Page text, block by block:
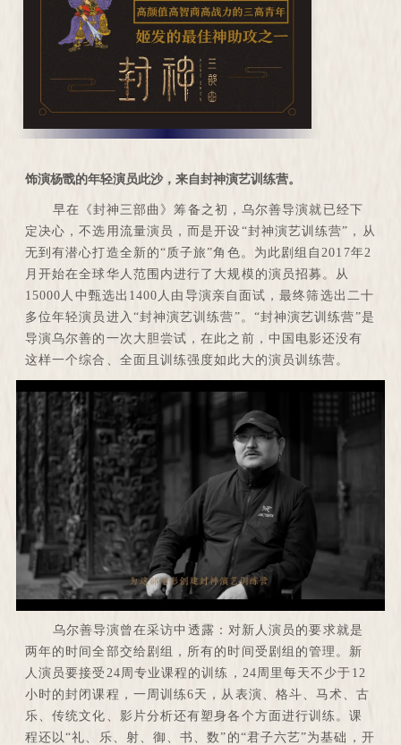
饰演杨戬的年轻演员此沙，来自封神演艺训练营。
早在《封神三部曲》筹备之初，乌尔善导演就已经下
定决心，不选用流量演员，而是开设“封神演艺训练营”，从
无到有潜心打造全新的“质子旅”角色。为此剧组自2017年2
月开始在全球华人范围内进行了大规模的演员招募。从
15000人中甄选出1400人由导演亲自面试，最终筛选出二十
多位年轻演员进入“封神演艺训练营”。“封神演艺训练营”是
导演乌尔善的一次大胆尝试，在此之前，中国电影还没有
这样一个综合、全面且训练强度如此大的演员训练营。
乌尔善导演曾在采访中透露：对新人演员的要求就是
两年的时间全部交给剧组，所有的时间受剧组的管理。新
人演员要接受24周专业课程的训练，24周里每天不少于12
小时的封闭课程，一周训练6天，从表演、格斗、马术、古
乐、传统文化、影片分析还有塑身各个方面进行训练。课
程还以“礼、乐、射、御、书、数”的“君子六艺”为基础，开